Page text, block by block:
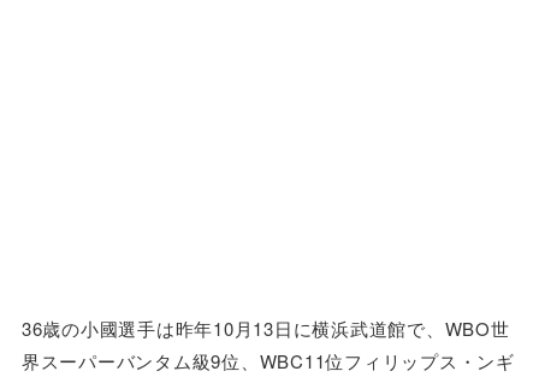
36歳の小國選手は昨年10月13日に横浜武道館で、WBO世
界スーパーバンタム級9位、WBC11位フィリップス・ンギ